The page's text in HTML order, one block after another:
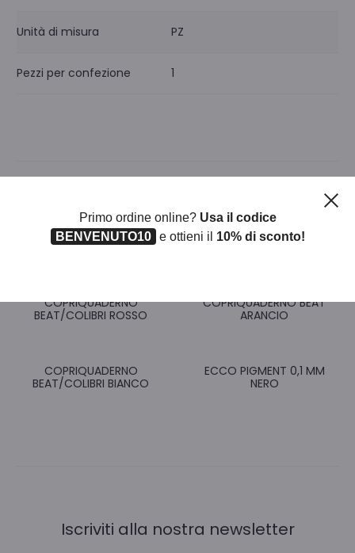
Unità di misura PZ
Pezzi per confezione 1
Prodotti correlati
COPRIQUADERNO
BEAT/COLIBRI ROSSO
COPRIQUADERNO BEAT
ARANCIO
COPRIQUADERNO
BEAT/COLIBRI BIANCO
ECCO PIGMENT 0,1 MM
NERO
Iscriviti alla nostra newsletter
Primo ordine online? Usa il codice
BENVENUTO10
e ottieni il 10% di sconto!